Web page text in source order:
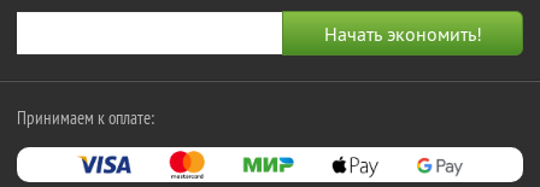
Принимаем к оплате: